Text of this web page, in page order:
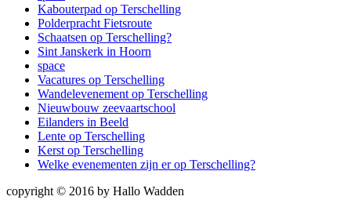
Kabouterpad op Terschelling
Polderpracht Fietsroute
Schaatsen op Terschelling?
Sint Janskerk in Hoorn
space
Vacatures op Terschelling
Wandelevenement op Terschelling
Nieuwbouw zeevaartschool
Eilanders in Beeld
Lente op Terschelling
Kerst op Terschelling
Welke evenementen zijn er op Terschelling?
copyright © 2016 by Hallo Wadden